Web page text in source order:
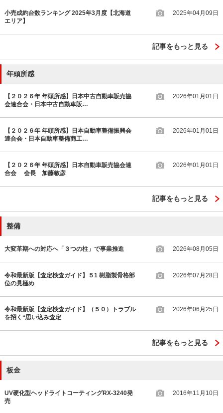
小売成約台数ランキング 2025年3月度【北海道
エリア】
2025年04月09日
記事をもっと見る
年頭所感
【２０２６年 年頭所感】日本中古自動車販売協
会連合会・日本中古自動車販…
2026年01月01日
【２０２６年 年頭所感】日本自動車整備振興会
連合会・日本自動車整備商工…
2026年01月01日
【２０２６年 年頭所感】日本自動車販売協会連
合会 会長 加藤敏彦
2026年01月01日
記事をもっと見る
整備
大変革期への対応へ「３つの柱」で事業推進 2026年08月05日
令和最新版【査定検査ガイド】５1 樹脂製骨格部
位の見極め
2026年07月28日
令和最新版【査定検査ガイド】（５０）トラブル
を招く“思い込み査定
2026年06月25日
記事をもっと見る
板金
UV硬化型ヘッドライトコーティングRX-3240発
売
2016年11月10日